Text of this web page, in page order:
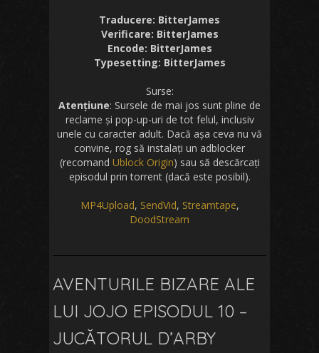
Traducere: BitterJames
Verificare: BitterJames
Encode: BitterJames
Typesetting: BitterJames
Surse:
Atențiune: Sursele de mai jos sunt pline de
reclame și pop-up-uri de tot felul, inclusiv
unele cu caracter adult. Dacă așa ceva nu vă
convine, rog să instalați un adblocker
(recomand Ublock Origin) sau să descărcați
episodul prin torrent (dacă este posibil).
MP4Upload, SendVid, Streamtape,
DoodStream
AVENTURILE BIZARE ALE
LUI JOJO EPISODUL 10 –
JUCĂTORUL D’ARBY